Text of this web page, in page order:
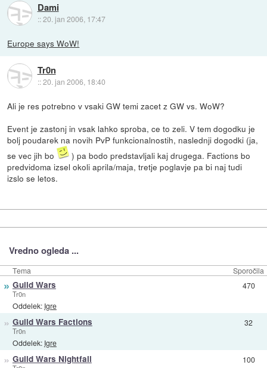
Dami
::20. jan 2006, 17:47
Europe says WoW!
Tr0n
::20. jan 2006, 18:40
Ali je res potrebno v vsaki GW temi zacet z GW vs. WoW?
Event je zastonj in vsak lahko sproba, ce to zeli. V tem dogodku je
bolj poudarek na novih PvP funkcionalnostih, naslednji dogodki (ja,
se vec jih bo
) pa bodo predstavljali kaj drugega. Factions bo
predvidoma izsel okoli aprila/maja, tretje poglavje pa bi naj tudi
izslo se letos.
Vredno ogleda ...
Tema Sporočila
» Guild Wars
Tr0n
Oddelek: Igre
470
» Guild Wars Factions
Tr0n
Oddelek: Igre
32
» Guild Wars Nightfall 100